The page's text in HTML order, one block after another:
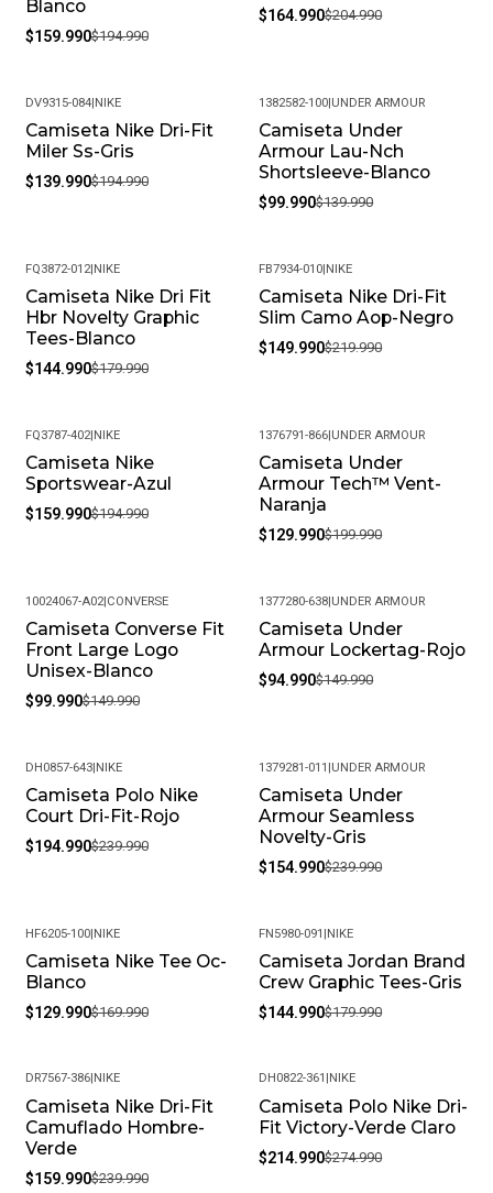
Blanco
$159.990$194.990
$164.990$204.990
-28%
DV9315-084|NIKE
Camiseta Nike Dri-Fit
Miler Ss-Gris
$139.990$194.990
-29%
1382582-100|UNDER ARMOUR
Camiseta Under
Armour Lau-Nch
Shortsleeve-Blanco
$99.990$139.990
-19%
FQ3872-012|NIKE
Camiseta Nike Dri Fit
Hbr Novelty Graphic
Tees-Blanco
$144.990$179.990
-32%
FB7934-010|NIKE
Camiseta Nike Dri-Fit
Slim Camo Aop-Negro
$149.990$219.990
-18%
FQ3787-402|NIKE
Camiseta Nike
Sportswear-Azul
$159.990$194.990
-35%
1376791-866|UNDER ARMOUR
Camiseta Under
Armour Tech™ Vent-
Naranja
$129.990$199.990
-33%
10024067-A02|CONVERSE
Camiseta Converse Fit
Front Large Logo
Unisex-Blanco
$99.990$149.990
-37%
1377280-638|UNDER ARMOUR
Camiseta Under
Armour Lockertag-Rojo
$94.990$149.990
-19%
DH0857-643|NIKE
Camiseta Polo Nike
Court Dri-Fit-Rojo
$194.990$239.990
-35%
1379281-011 |UNDER ARMOUR
Camiseta Under
Armour Seamless
Novelty-Gris
$154.990$239.990
-24%
HF6205-100|NIKE
Camiseta Nike Tee Oc-
Blanco
$129.990$169.990
-19%
FN5980-091 |NIKE
Camiseta Jordan Brand
Crew Graphic Tees-Gris
$144.990$179.990
-33%
DR7567-386| NIKE
Camiseta Nike Dri-Fit
Camuflado Hombre-
Verde
$159.990$239.990
-22%
DH0822-361 NIKE
Camiseta Polo Nike Dri-
Fit Victory-Verde Claro
$214.990$274.990